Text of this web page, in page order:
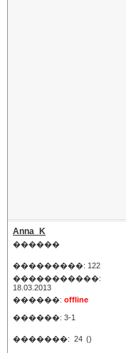
Anna_K
������
���������: 122
�����������:
18.03.2013
������: offline
������: 3-1
�������: 24 ()